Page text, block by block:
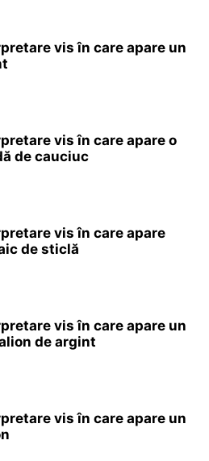
vis în care apare un
vis în care apare o
de cauciuc
vis în care apare
de sticlă
vis în care apare un
de argint
vis în care apare un